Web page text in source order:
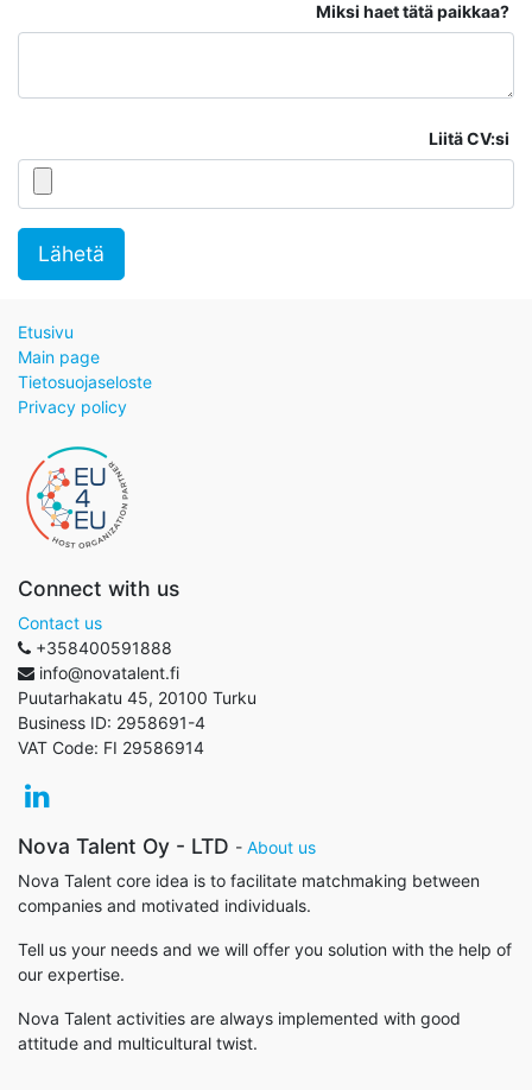
Miksi haet tätä paikkaa?
Liitä CV:si
Lähetä
Etusivu
Main page
Tietosuojaseloste
Privacy policy
Connect with us
Contact us
+358400591888
info@novatalent.fi
Puutarhakatu 45, 20100 Turku
Business ID: 2958691-4
VAT Code: FI 29586914
Nova Talent Oy - LTD - About us
Nova Talent core idea is to facilitate matchmaking between
companies and motivated individuals.
Tell us your needs and we will offer you solution with the help of
our expertise.
Nova Talent activities are always implemented with good
attitude and multicultural twist.